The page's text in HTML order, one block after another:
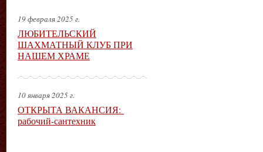
19 февраля 2025 г.
ЛЮБИТЕЛЬСКИЙ
ШАХМАТНЫЙ КЛУБ ПРИ
НАШЕМ ХРАМЕ
10 января 2025 г.
ОТКРЫТА ВАКАНСИЯ:
рабочий-сантехник